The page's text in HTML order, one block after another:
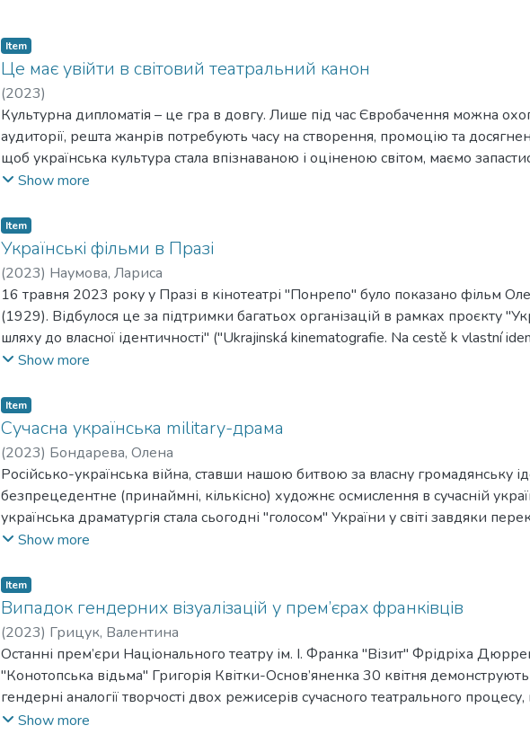
Item
Це має увійти в світовий театральний канон
(2023)
Культурна дипломатія – це гра в довгу. Лише під час Євробачення можна
аудиторії, решта жанрів потребують часу на створення, промоцію та
щоб українська культура стала впізнаваною і оціненою світом, маємо
інвестувати.
Show more
Item
Українські фільми в Празі
(2023) Наумова, Лариса
16 травня 2023 року у Празі в кінотеатрі "Понрепо" було показано фільм
(1929). Відбулося це за підтримки багатьох організацій в рамках проєкту
шляху до власної ідентичності" ("Ukrajinská kinematografie. Na cestě k vlastní
межах програми "Стратегія AV21, Анатомія європейського суспільства.
фінансується від Інституту мистецтвознавства Академією Наук Чеської
Чехії на добровільних засадах надав права показу наявних у них українських
"Понрепо" забезпечив зал і необхідні умови.
Show more
Item
Сучасна українська military-драма
(2023) Бондарева, Олена
Російсько-українська війна, ставши нашою битвою за власну громадянську
безпрецедентне (принаймні, кількісно) художнє осмислення в сучасній
українська драматургія стала сьогодні "голосом" України у світі завдяки
різних країнах, що допомагає організовувати гуманітарну і військову
Show more
Item
Випадок гендерних візуалізацій у прем’єрах франківців
(2023) Грицук, Валентина
Останні прем’єри Національного театру ім. І. Франка "Візит" Фрідріха
"Конотопська відьма" Григорія Квітки-Основ’яненка 30 квітня демонструють
гендерні аналогії творчості двох режисерів сучасного театрального процесу,
української класики ХІХ ст. та західноєвропейської класики ХХ ст. Реалізація
Show more